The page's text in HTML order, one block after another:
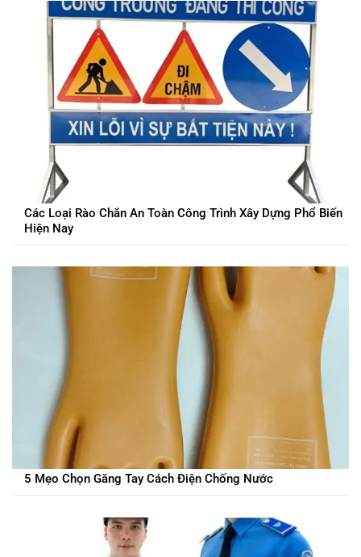
Các Loại Rào Chắn An Toàn Công Trình Xây Dựng Phổ Biến
Hiện Nay
5 Mẹo Chọn Găng Tay Cách Điện Chống Nước